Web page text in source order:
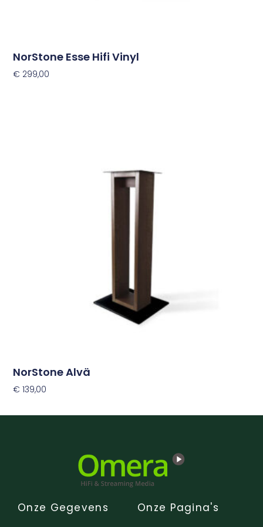
NorStone Esse Hifi Vinyl
€ 299,00
NorStone Alvä
€ 139,00
Onze Gegevens Onze Pagina's